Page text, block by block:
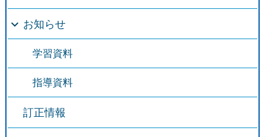
お知らせ
学習資料
指導資料
訂正情報